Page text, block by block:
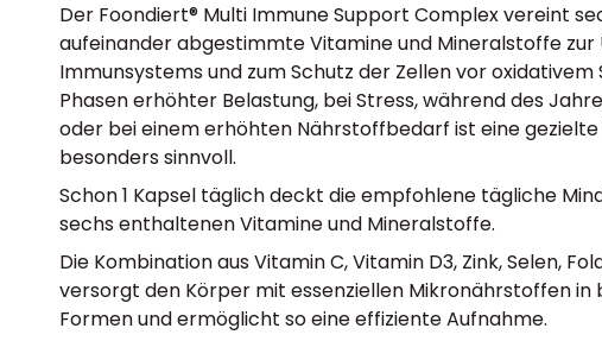
Der Foondiert® Multi Immune Support Complex vereint
aufeinander abgestimmte Vitamine und Mineralstoffe zur
Immunsystems und zum Schutz der Zellen vor oxidativem
Phasen erhöhter Belastung, bei Stress, während des
oder bei einem erhöhten Nährstoffbedarf ist eine
besonders sinnvoll.
Schon 1 Kapsel täglich deckt die empfohlene tägliche
sechs enthaltenen Vitamine und Mineralstoffe.
Die Kombination aus Vitamin C, Vitamin D3, Zink, Selen,
versorgt den Körper mit essenziellen Mikronährstoffen in
Formen und ermöglicht so eine effiziente Aufnahme.